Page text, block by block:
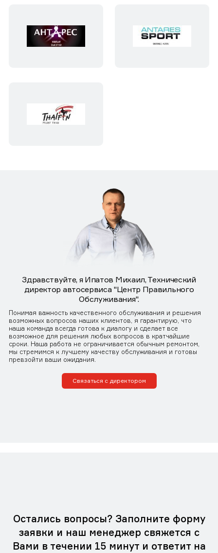
Здравствуйте, я Ипатов Михаил, Технический
директор автосервиса "Центр Правильного
Обслуживания".
Понимая важность качественного обслуживания и решения
возможных вопросов наших клиентов, я гарантирую, что
наша команда всегда готова к диалогу и сделает все
возможное для решения любых вопросов в кратчайшие
сроки. Наша работа не ограничивается обычным ремонтом,
мы стремимся к лучшему качеству обслуживания и готовы
превзойти ваши ожидания.
Связаться с директором
Остались вопросы? Заполните форму
заявки и наш менеджер свяжется с
Вами в течении 15 минут и ответит на